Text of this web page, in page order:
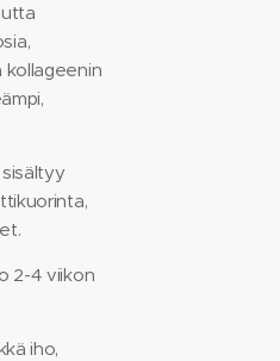
kollageenin
2-4 viikon
iho,